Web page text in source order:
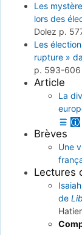
Les
lors des
Dolez p.
Les
rupture »
p. 593-606
Article
La
Brèves
Une
Lectures
de
Hatier